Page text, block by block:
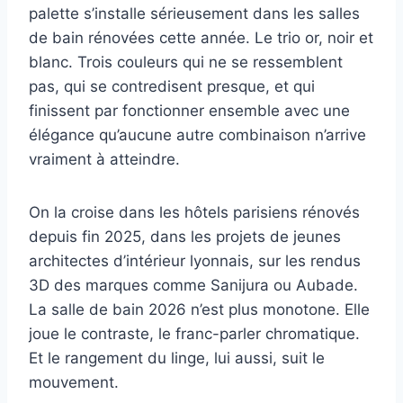
palette s’installe sérieusement dans les salles
de bain rénovées cette année. Le trio or, noir et
blanc. Trois couleurs qui ne se ressemblent
pas, qui se contredisent presque, et qui
finissent par fonctionner ensemble avec une
élégance qu’aucune autre combinaison n’arrive
vraiment à atteindre.
On la croise dans les hôtels parisiens rénovés
depuis fin 2025, dans les projets de jeunes
architectes d’intérieur lyonnais, sur les rendus
3D des marques comme Sanijura ou Aubade.
La salle de bain 2026 n’est plus monotone. Elle
joue le contraste, le franc-parler chromatique.
Et le rangement du linge, lui aussi, suit le
mouvement.